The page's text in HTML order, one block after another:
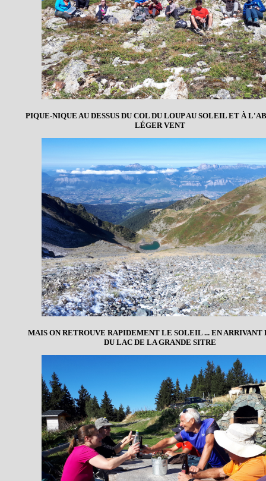
PIQUE-NIQUE AU DESSUS DU COL DU LOUP AU SOLEIL ET À
LÉGER VENT
MAIS ON RETROUVE RAPIDEMENT LE SOLEIL ... EN ARRIVANT
DU LAC DE LA GRANDE SITRE